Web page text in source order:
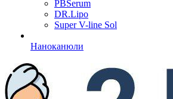
PBSerum
DR.Lipo
Super V-line Sol
Наноканюли